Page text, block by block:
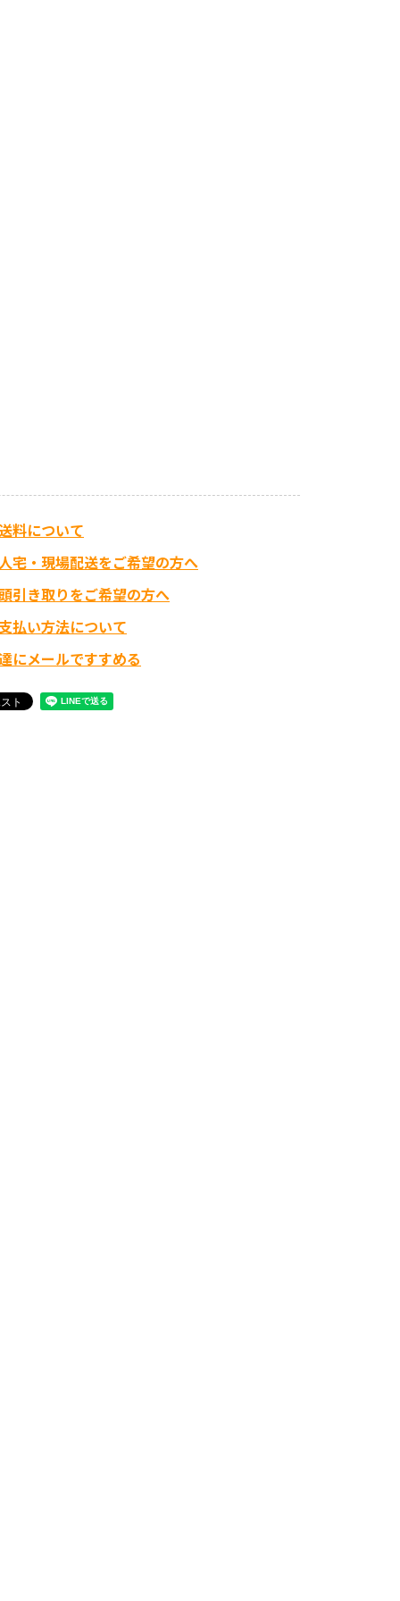
料について
宅・現場配送をご希望の方へ
引き取りをご希望の方へ
払い方法について
にメールですすめる